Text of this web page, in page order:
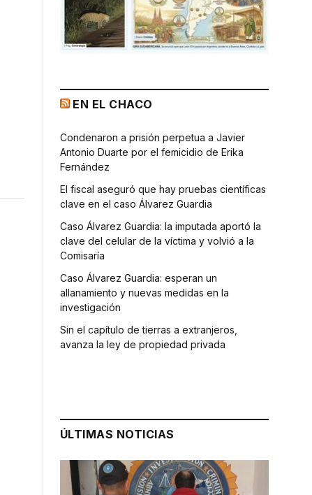
EN EL CHACO
Condenaron a prisión perpetua a Javier
Antonio Duarte por el femicidio de Erika
Fernández
El fiscal aseguró que hay pruebas científicas
clave en el caso Álvarez Guardia
Caso Álvarez Guardia: la imputada aportó la
clave del celular de la víctima y volvió a la
Comisaría
Caso Álvarez Guardia: esperan un
allanamiento y nuevas medidas en la
investigación
Sin el capítulo de tierras a extranjeros,
avanza la ley de propiedad privada
ÚLTIMAS NOTICIAS